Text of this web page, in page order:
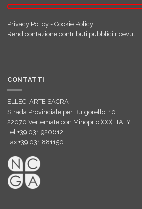
Privacy Policy - Cookie Policy
Rendicontazione contributi pubblici ricevuti
CONTATTI
ELLECI ARTE SACRA
Strada Provinciale per Bulgorello, 10
22070 Vertemate con Minoprio (CO) ITALY
Tel +39 031 920612
Fax +39 031 881150